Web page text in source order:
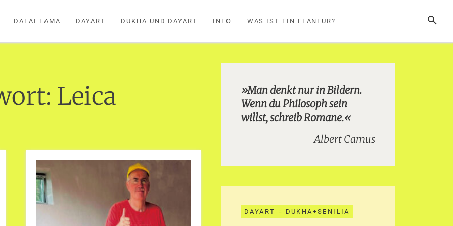
SUCHE
DALAI LAMA DAYART DUKHA UND DAYART INFO WAS IST EIN FLANEUR?
Leica
»Man denkt nur in Bildern.
Wenn du Philosoph sein
willst, schreib Romane.«
Albert Camus
DAYART = DUKHA+SENILIA